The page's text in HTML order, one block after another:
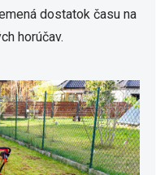
dostatok času na
horúčav.